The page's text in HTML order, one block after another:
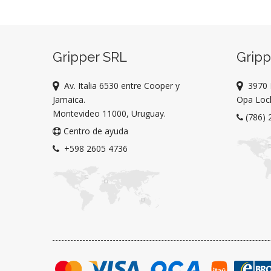
Gripper SRL
Av. Italia 6530 entre Cooper y
Jamaica.
Montevideo 11000, Uruguay.
Centro de ayuda
+598 2605 4736
3970
Opa
(786)